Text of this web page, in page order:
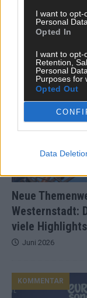
I want to opt-
Personal
Opted In
I want to opt-
Retention,
Personal
Purposes for
Opted Out
Data
JETZT ANGESAGT
Neue
Westernstadt:
viele Highlights
EXTRA
Juni 2026
KOMMENTAR